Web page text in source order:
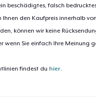
beschädigtes, falsch
den Kaufpreis innerhalb
können wir keine
wenn Sie einfach Ihre Meinung
findest du hier.
Artikel wurde zum